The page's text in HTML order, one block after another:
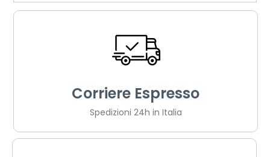
Corriere Espresso
Spedizioni 24h in Italia